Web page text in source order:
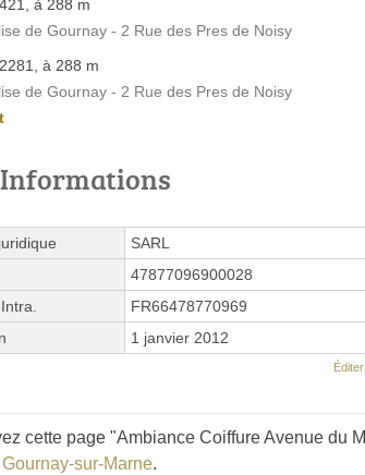
à 288 m
de Gournay - 2 Rue des Pres de Noisy
à 288 m
de Gournay - 2 Rue des Pres de Noisy
Informations
SARL
47877096900028
FR66478770969
1 janvier 2012
cette page "Ambiance Coiffure Avenue du
sur-Marne.